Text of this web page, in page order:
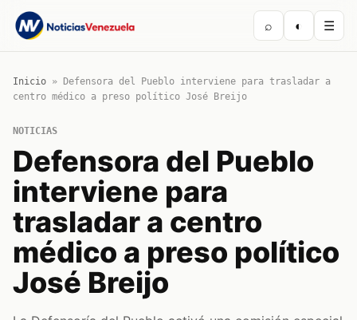
⌕ ◐ ☰
Inicio »
Defensora del Pueblo interviene para trasladar a
centro médico a preso político José Breijo
NOTICIAS
Defensora del Pueblo
interviene para
trasladar a centro
médico a preso político
José Breijo